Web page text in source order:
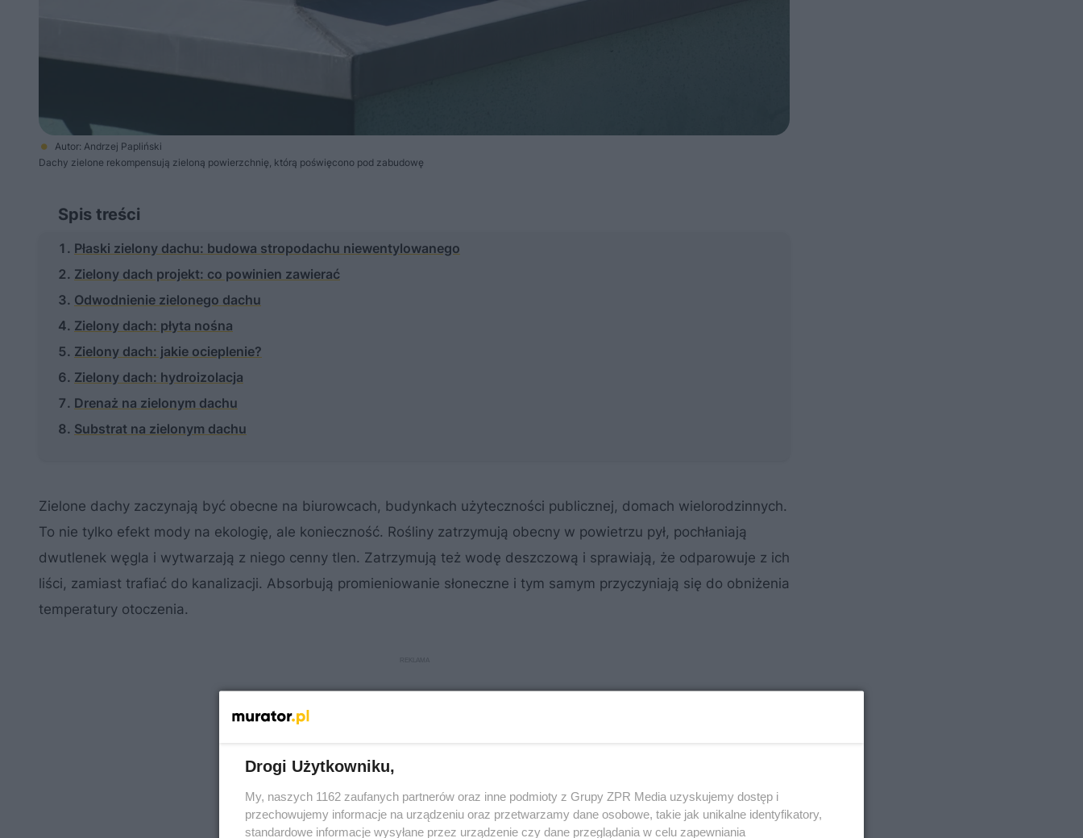
Autor: Andrzej Papliński
Dachy zielone rekompensują zieloną powierzchnię, którą poświęcono pod zabudowę
Spis treści
Płaski zielony dachu: budowa stropodachu niewentylowanego
Zielony dach projekt: co powinien zawierać
Odwodnienie zielonego dachu
Zielony dach: płyta nośna
Zielony dach: jakie ocieplenie?
Zielony dach: hydroizolacja
Drenaż na zielonym dachu
Substrat na zielonym dachu
Zielone dachy zaczynają być obecne na biurowcach, budynkach użyteczności publicznej, domach wielorodzinnych.
To nie tylko efekt mody na ekologię, ale konieczność. Rośliny zatrzymują obecny w powietrzu pył, pochłaniają
dwutlenek węgla i wytwarzają z niego cenny tlen. Zatrzymują też wodę deszczową i sprawiają, że odparowuje z ich
liści, zamiast trafiać do kanalizacji. Absorbują promieniowanie słoneczne i tym samym przyczyniają się do obniżenia
temperatury otoczenia.
Drogi Użytkowniku,
My, naszych 1162 zaufanych partnerów oraz inne podmioty z Grupy ZPR Media uzyskujemy dostęp i
przechowujemy informacje na urządzeniu oraz przetwarzamy dane osobowe, takie jak unikalne identyfikatory,
standardowe informacje wysyłane przez urządzenie czy dane przeglądania w celu zapewniania